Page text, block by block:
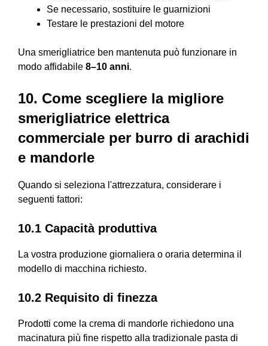
Se necessario, sostituire le guarnizioni
Testare le prestazioni del motore
Una smerigliatrice ben mantenuta può funzionare in
modo affidabile 8–10 anni.
10. Come scegliere la migliore
smerigliatrice elettrica
commerciale per burro di arachidi
e mandorle
Quando si seleziona l'attrezzatura, considerare i
seguenti fattori:
10.1 Capacità produttiva
La vostra produzione giornaliera o oraria determina il
modello di macchina richiesto.
10.2 Requisito di finezza
Prodotti come la crema di mandorle richiedono una
macinatura più fine rispetto alla tradizionale pasta di